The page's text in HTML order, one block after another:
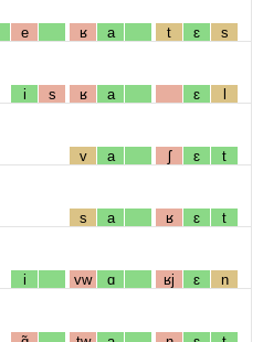
e ʁ a t ɛ s
i s ʁ a ɛ l
v a ʃ ɛ t
s a ʁ ɛ t
i vw ɑ ʁj ɛ n